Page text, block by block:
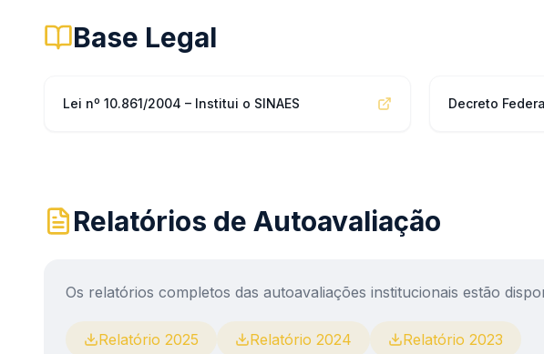
Base Legal
Lei nº 10.861/2004 – Institui o SINAES Decreto
Relatórios de Autoavaliação
Os relatórios completos das autoavaliações institucionais estão
Relatório 2025 Relatório 2024 Relatório 2023